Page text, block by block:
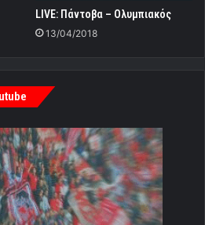
LIVE: Πάντοβα – Ολυμπιακός
13/04/2018